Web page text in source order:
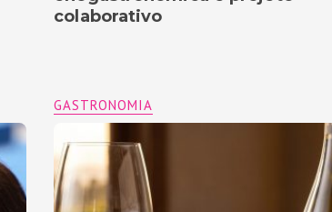
colaborativo
GASTRONOMIA